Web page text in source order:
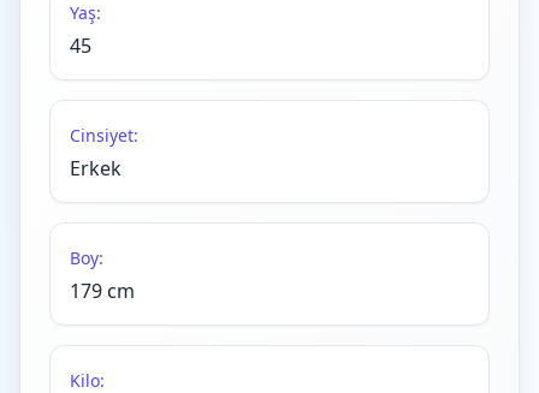
Yaş:
45
Cinsiyet:
Erkek
Boy:
179 cm
Kilo: